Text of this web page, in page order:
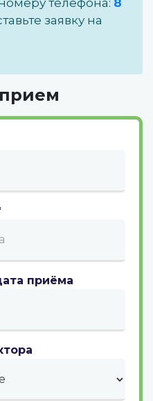
телефона: 8
заявку на
приёма